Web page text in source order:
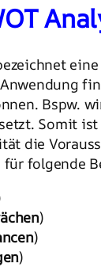
Bspw.
Somit
die
folgende
)
)
)